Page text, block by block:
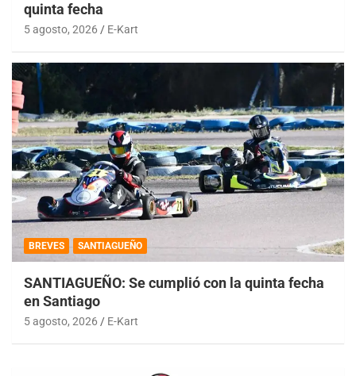
quinta fecha
5 agosto, 2026 E-Kart
BREVES SANTIAGUEÑO
SANTIAGUEÑO: Se cumplió con la quinta fecha
en Santiago
5 agosto, 2026 E-Kart